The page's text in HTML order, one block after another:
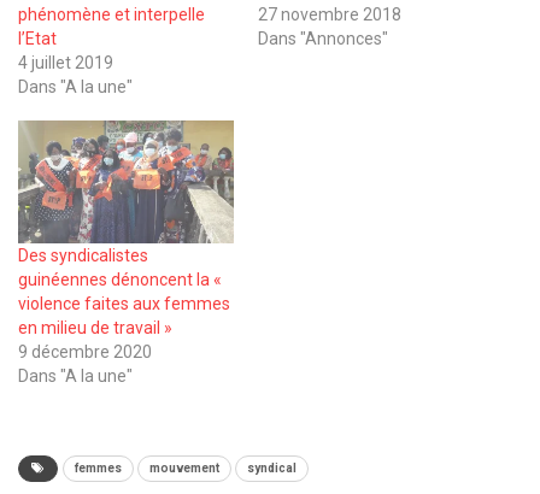
phénomène et interpelle
l’Etat
4 juillet 2019
Dans "A la une"
27 novembre 2018
Dans "Annonces"
Des syndicalistes
guinéennes dénoncent la «
violence faites aux femmes
en milieu de travail »
9 décembre 2020
Dans "A la une"
femmes mouvement syndical